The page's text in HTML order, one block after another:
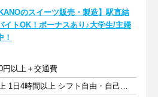
のスイーツ販売・製造】駅直結
トOK！ボーナスあり♪大学生/主婦
！
円以上＋交通費
週2日以上 1日4時間以上 シフト自由・自己申告